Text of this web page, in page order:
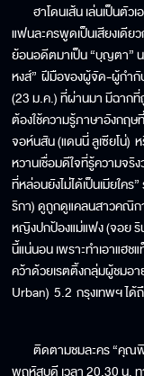
ฮาโดนเส้น เล่นเป็นตัว
แฟนละครพูดเป็นเสียงเดีย
ย้อนอดีตมาเป็น “บุญตา”
หงส์” ฝีมือของผู้จัด-ผู้กำ
(23 ม.ค.) ที่ผ่านมา มีฉากที่
ต้องใช้ความรู้ภาษาอังกฤ
จอห์นสัน (แดนนี่ ลูเซียโน่
หวานเชื่อมดีใจที่รู้ความจริ
ที่หล่อนยังไม่ได้เป็นเมียใค
ริกา) ดูถูกดูแคลนสาวคณิ
หญิงปกป้องแม่แฟง (จอย
นี้แน่นอน เพราะทำเอาแฮ
คว้าด้วยเรตติ้งกลุ่มผู้ชมอ
Urban) 5.2 กรุงเทพฯ ได้
ติดตามชมละคร “คุณ
พฤหัสบดี เวลา 20.30 น.